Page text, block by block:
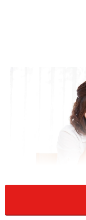
63歳から受給できる
何？